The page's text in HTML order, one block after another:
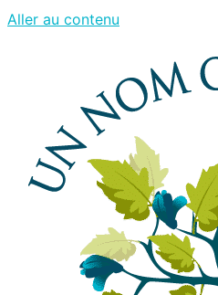
Aller au contenu